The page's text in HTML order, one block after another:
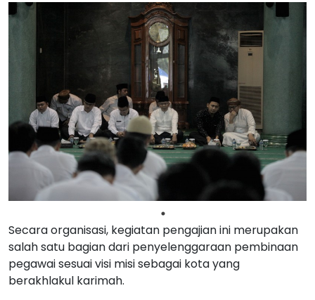
Secara organisasi, kegiatan pengajian ini merupakan
salah satu bagian dari penyelenggaraan pembinaan
pegawai sesuai visi misi sebagai kota yang
berakhlakul karimah.